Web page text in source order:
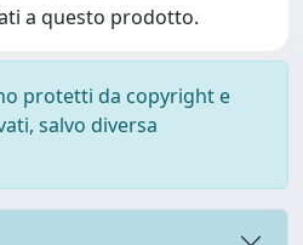
a questo prodotto.
protetti da copyright e
salvo diversa